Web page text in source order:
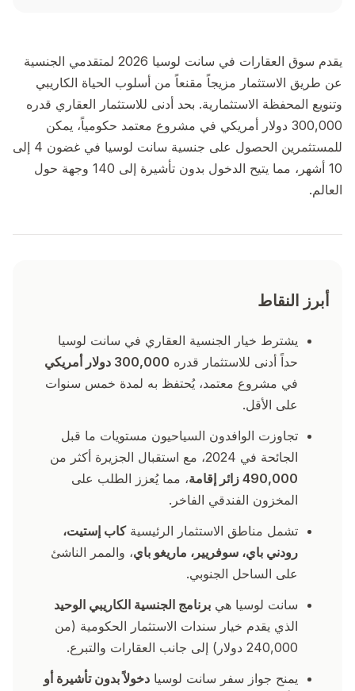
يقدم سوق العقارات في سانت لوسيا 2026 لمتقدمي الجنسية
عن طريق الاستثمار مزيجاً مقنعاً من أسلوب الحياة الكاريبي
وتنويع المحفظة الاستثمارية. بحد أدنى للاستثمار العقاري قدره
300,000 دولار أمريكي في مشروع معتمد حكومياً، يمكن
للمستثمرين الحصول على جنسية سانت لوسيا في غضون 4 إلى
10 أشهر، مما يتيح الدخول بدون تأشيرة إلى 140 وجهة حول
العالم.
أبرز النقاط
يشترط خيار الجنسية العقاري في سانت لوسيا
حداً أدنى للاستثمار قدره 300,000 دولار أمريكي
في مشروع معتمد، يُحتفظ به لمدة خمس سنوات
على الأقل.
تجاوزت الوافدون السياحيون مستويات ما قبل
الجائحة في 2024، مع استقبال الجزيرة أكثر من
490,000 زائر إقامة
، مما يُعزز الطلب على
المخزون الفندقي الفاخر.
تشمل مناطق الاستثمار الرئيسيةكاب إستيت،
رودني باي، سوفريير، ماريغو باي، والممر الناشئ
على الساحل الجنوبي.
سانت لوسيا هي برنامج الجنسية الكاريبي الوحيد
الذي يقدم خيار سندات الاستثمار الحكومية (من
240,000 دولار) إلى جانب العقارات والتبرع.
يمنح جواز سفر سانت لوسيا دخولاً بدون تأشيرة أو